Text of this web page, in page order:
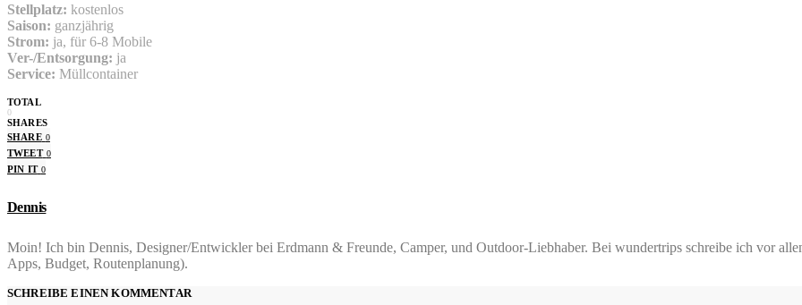
Stellplatz: kostenlos
Saison: ganzjährig
Strom: ja, für 6-8 Mobile
Ver-/Entsorgung: ja
Service: Müllcontainer
TOTAL
0
SHARES
SHARE 0
TWEET 0
PIN IT 0
Dennis
Moin! Ich bin Dennis, Designer/Entwickler bei Erdmann & Freunde, Camper, und Outdoor-Liebhaber. Bei wundertrips schreibe ich vor
Apps, Budget, Routenplanung).
SCHREIBE EINEN KOMMENTAR